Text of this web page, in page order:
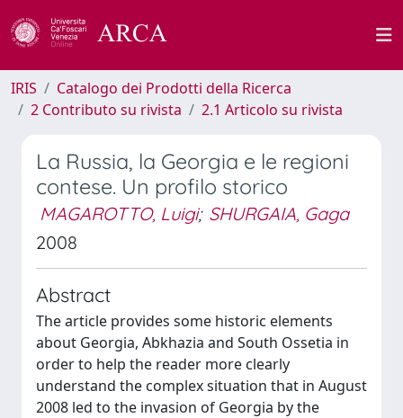
IRIS
Catalogo dei Prodotti della Ricerca
2 Contributo su rivista
2.1 Articolo su rivista
La Russia, la Georgia e le regioni
contese. Un profilo storico
MAGAROTTO, Luigi; SHURGAIA, Gaga
2008
Abstract
The article provides some historic elements
about Georgia, Abkhazia and South Ossetia in
order to help the reader more clearly
understand the complex situation that in August
2008 led to the invasion of Georgia by the